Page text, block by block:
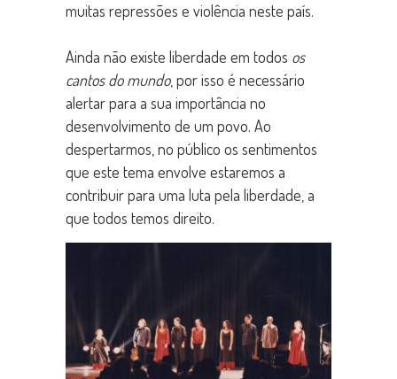
muitas repressões e violência neste país.
Ainda não existe liberdade em todos os
cantos do mundo, por isso é necessário
alertar para a sua importância no
desenvolvimento de um povo. Ao
despertarmos, no público os sentimentos
que este tema envolve estaremos a
contribuir para uma luta pela liberdade, a
que todos temos direito.